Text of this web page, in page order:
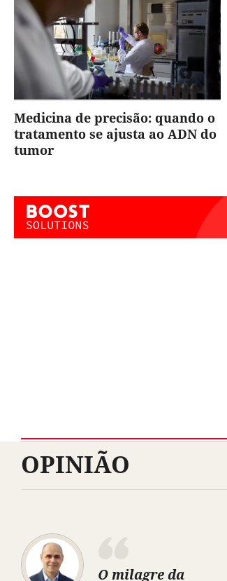
Medicina de precisão: quando o
tratamento se ajusta ao ADN do
tumor
OPINIÃO
O milagre da